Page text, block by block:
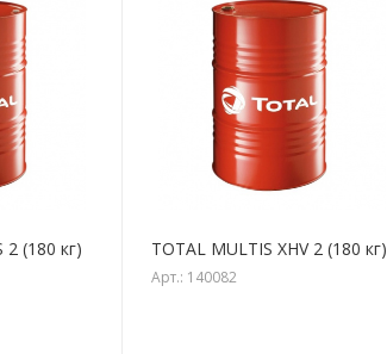
2 (180 кг) TOTAL MULTIS XHV 2 (180 кг)
Арт.: 140082